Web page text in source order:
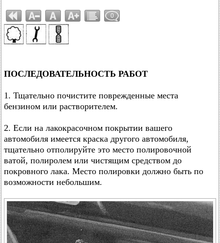
0
ПОСЛЕДОВАТЕЛЬНОСТЬ РАБОТ
1. Тщательно почистите поврежденные места
бензином или растворителем.
2. Если на лакокрасочном покрытии вашего
автомобиля имеется краска другого автомобиля,
тщательно отполируйте это место полировочной
ватой, полиролем или чистящим средством до
покровного лака. Место полировки должно быть по
возможности небольшим.